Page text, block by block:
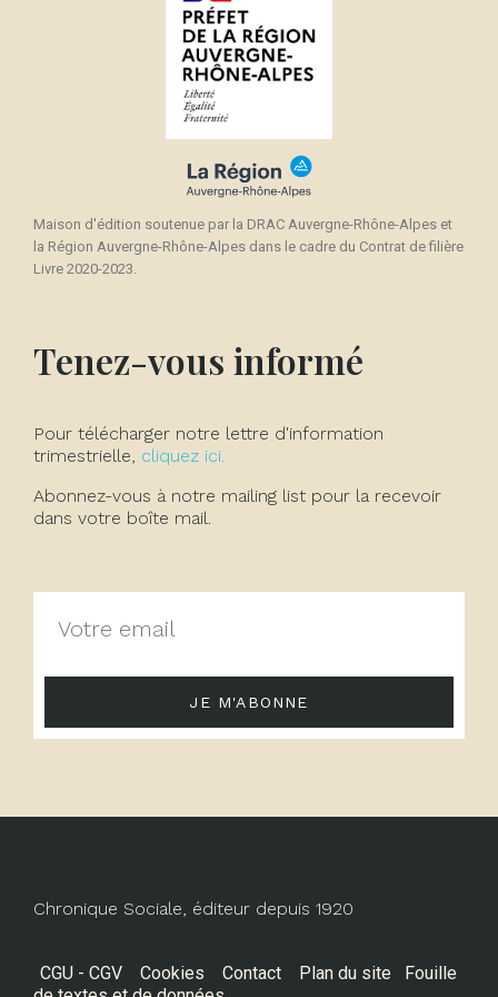
Maison d'édition soutenue par la DRAC Auvergne-Rhône-Alpes et
la Région Auvergne-Rhône-Alpes dans le cadre du Contrat de filière
Livre 2020-2023.
Tenez-vous informé
Pour télécharger notre lettre d'information
trimestrielle, cliquez ici.
Abonnez-vous à notre mailing list pour la recevoir
dans votre boîte mail.
JE M'ABONNE
Chronique Sociale, éditeur depuis 1920
CGU - CGV Cookies Contact Plan du site
Fouille